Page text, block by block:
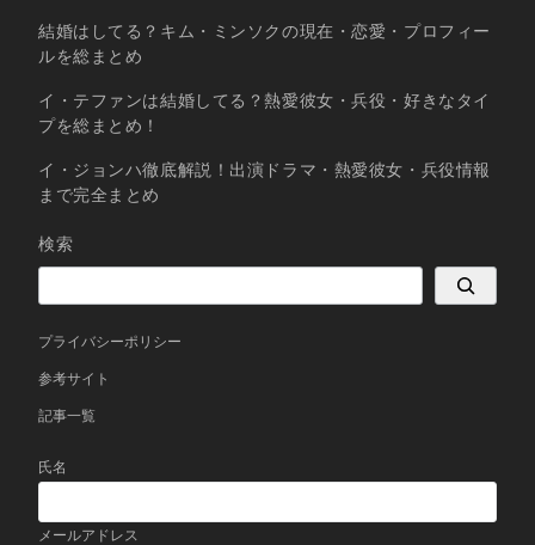
結婚はしてる？キム・ミンソクの現在・恋愛・プロフィー
ルを総まとめ
イ・テファンは結婚してる？熱愛彼女・兵役・好きなタイ
プを総まとめ！
イ・ジョンハ徹底解説！出演ドラマ・熱愛彼女・兵役情報
まで完全まとめ
検索
プライバシーポリシー
参考サイト
記事一覧
氏名
メールアドレス